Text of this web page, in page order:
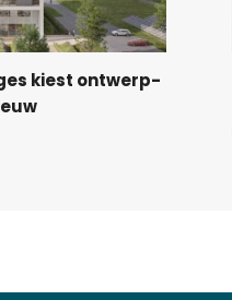
kiest ontwerp-